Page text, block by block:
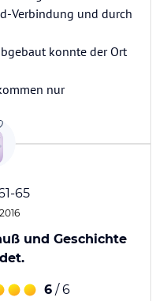
Verbindung und durch
konnte der Ort
nur
65
und Geschichte
6 / 6